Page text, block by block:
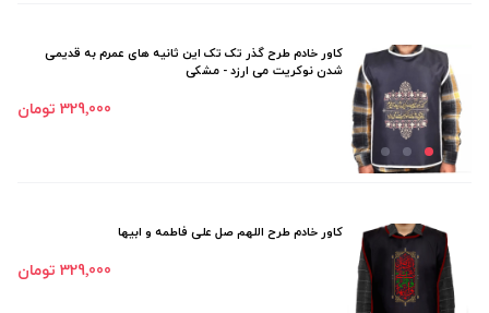
کاور خادم طرح گذر تک تک این ثانیه های عمرم به قدیمی
شدن نوکریت می ارزد - مشکی
329٬000 تومان
کاور خادم طرح اللهم صل علی فاطمه و ابیها
329٬000 تومان